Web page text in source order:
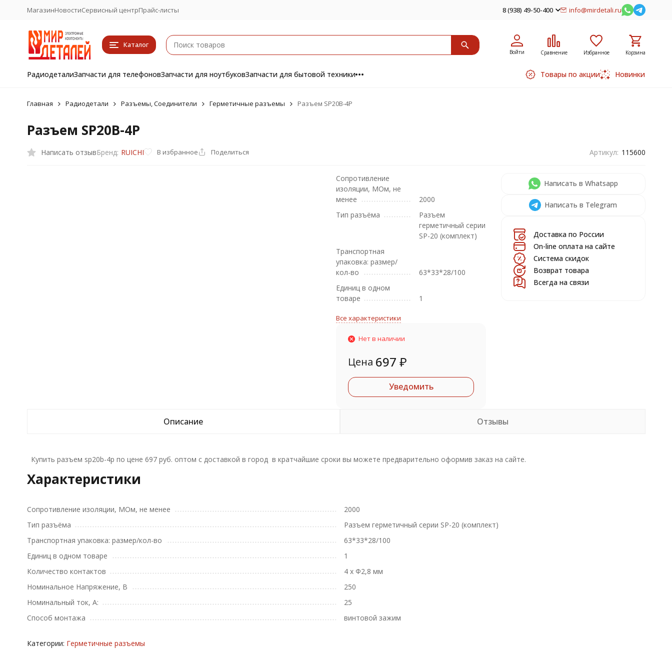
МагазинНовостиСервисный центрПрайс-листы 8 (938) 49-50-400 info@mirdetali.ru
Каталог
Войти Сравнение Избранное Корзина
РадиодеталиЗапчасти для телефоновЗапчасти для ноутбуковЗапчасти для бытовой техники Товары по акции Новинки
Главная Радиодетали Разъемы, Соединители Герметичные разъемы Разъем SP20B-4P
Разъем SP20B-4P
Написать отзывБренд: RUICHI В избранное Поделиться Артикул: 115600
Сопротивление
изоляции, МОм, не
менее
2000
Тип разъёма
Разъем
герметичный серии
SP-20 (комплект)
Транспортная
упаковка: размер/
кол-во
63*33*28/100
Единиц в одном
товаре
1
Все характеристики
Нет в наличии
Цена 697 ₽
Уведомить
Написать в Whatsapp
Написать в Telegram
Доставка по России
On-line оплата на сайте
Система скидок
Возврат товара
Всегда на связи
Описание Отзывы
Купить разъем sp20b-4p по цене 697 руб. оптом с доставкой в город в кратчайшие сроки вы можете предварительно оформив заказ на сайте.
Характеристики
Сопротивление изоляции, МОм, не менее
2000
Тип разъёма
Разъем герметичный серии SP-20 (комплект)
Транспортная упаковка: размер/кол-во
63*33*28/100
Единиц в одном товаре
1
Количество контактов
4 х Ф2,8 мм
Номинальное Напряжение, В
250
Номинальный ток, А:
25
Способ монтажа
винтовой зажим
Категории: Герметичные разъемы